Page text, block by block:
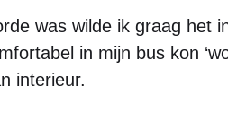
was wilde ik graag het
in mijn bus kon
interieur.